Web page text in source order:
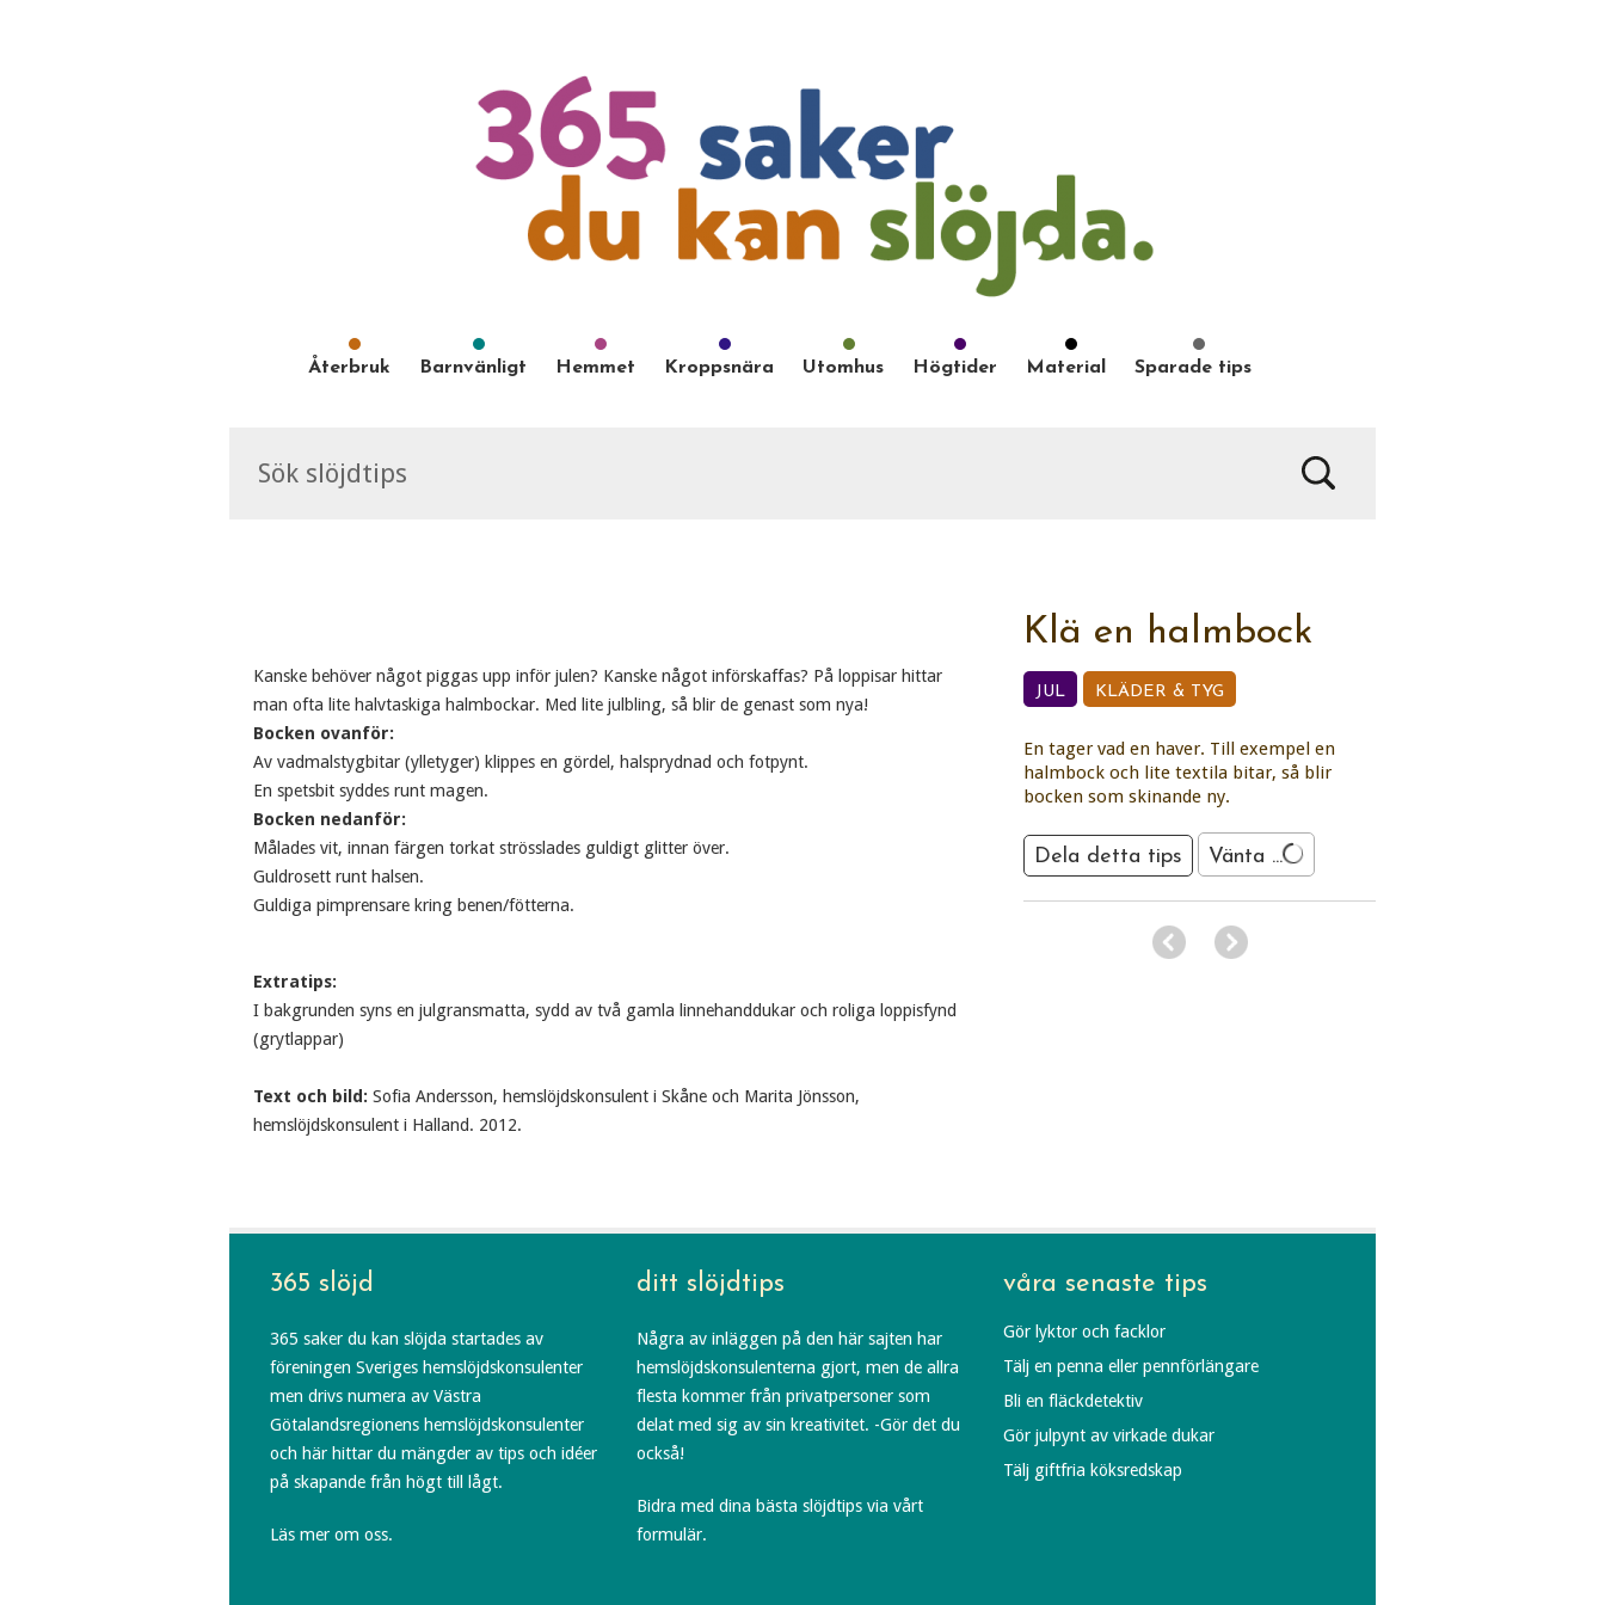
Återbruk Barnvänligt Hemmet Kroppsnära Utomhus Högtider Material Sparade tips
Klä en halmbock
JUL KLÄDER & TYG
En tager vad en haver. Till exempel en
halmbock och lite textila bitar, så blir
bocken som skinande ny.
Dela detta tips Vänta ...
Kanske behöver något piggas upp inför julen? Kanske något införskaffas? På loppisar hittar
man ofta lite halvtaskiga halmbockar. Med lite julbling, så blir de genast som nya!
Bocken ovanför:
Av vadmalstygbitar (ylletyger) klippes en gördel, halsprydnad och fotpynt.
En spetsbit syddes runt magen.
Bocken nedanför:
Målades vit, innan färgen torkat strösslades guldigt glitter över.
Guldrosett runt halsen.
Guldiga pimprensare kring benen/fötterna.
Extratips:
I bakgrunden syns en julgransmatta, sydd av två gamla linnehanddukar och roliga loppisfynd
(grytlappar)
Text och bild: Sofia Andersson, hemslöjdskonsulent i Skåne och Marita Jönsson,
hemslöjdskonsulent i Halland. 2012.
365 slöjd
365 saker du kan slöjda startades av
föreningen Sveriges hemslöjdskonsulenter
men drivs numera av Västra
Götalandsregionens hemslöjdskonsulenter
och här hittar du mängder av tips och idéer
på skapande från högt till lågt.
Läs mer om oss.
ditt slöjdtips
Några av inläggen på den här sajten har
hemslöjdskonsulenterna gjort, men de allra
flesta kommer från privatpersoner som
delat med sig av sin kreativitet. -Gör det du
också!
Bidra med dina bästa slöjdtips via vårt
formulär.
våra senaste tips
Gör lyktor och facklor
Tälj en penna eller pennförlängare
Bli en fläckdetektiv
Gör julpynt av virkade dukar
Tälj giftfria köksredskap